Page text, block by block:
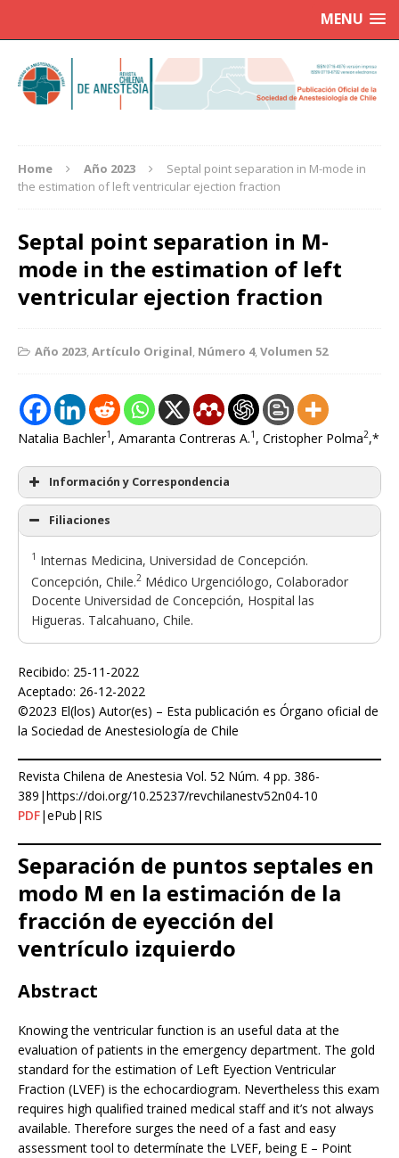
MENU
Home Año 2023
Septal point separation in M-mode in
the estimation of left ventricular ejection fraction
Septal point separation in M-
mode in the estimation of left
ventricular ejection fraction
Año 2023,Artículo Original, Número 4,Volumen 52
Natalia Bachler1 , Amaranta Contreras A.1 , Cristopher Polma2,*
Información y Correspondencia
Filiaciones
1 Internas Medicina, Universidad de Concepción.
Concepción, Chile.2 Médico Urgenciólogo, Colaborador
Docente Universidad de Concepción, Hospital las
Higueras. Talcahuano, Chile.
Recibido: 25-11-2022
Aceptado: 26-12-2022
©2023 El(los) Autor(es) – Esta publicación es Órgano oficial de
la Sociedad de Anestesiología de Chile
Revista Chilena de Anestesia Vol. 52 Núm. 4 pp. 386-
389|https://doi.org/10.25237/revchilanestv52n04-10
PDF|ePub|RIS
Separación de puntos septales en
modo M en la estimación de la
fracción de eyección del
ventrículo izquierdo
Abstract
Knowing the ventricular function is an useful data at the
evaluation of patients in the emergency department. The gold
standard for the estimation of Left Eyection Ventricular
Fraction (LVEF) is the echocardiogram. Nevertheless this exam
requires high qualified trained medical staff and it’s not always
available. Therefore surges the need of a fast and easy
assessment tool to determínate the LVEF, being E – Point